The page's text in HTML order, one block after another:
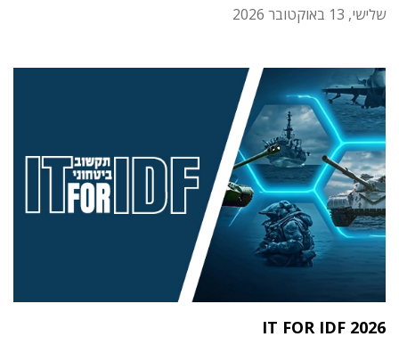
שלישי, 13 באוקטובר 2026
IT FOR IDF 2026